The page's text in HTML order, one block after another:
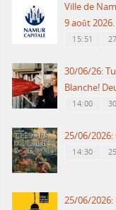
Ville de
9 août 2026.
15:51
30/06/26:
Blanche!
14:00
25/06/
14:30
25/06/2026: